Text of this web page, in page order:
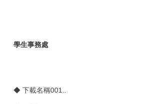
學生事務處
◆ 下載名稱001..